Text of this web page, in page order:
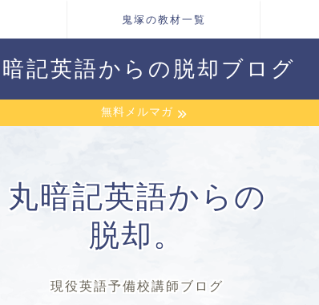
鬼塚の教材一覧
記英語からの脱却ブログ
無料メルマガ
丸暗記英語からの
脱却。
現役英語予備校講師ブログ